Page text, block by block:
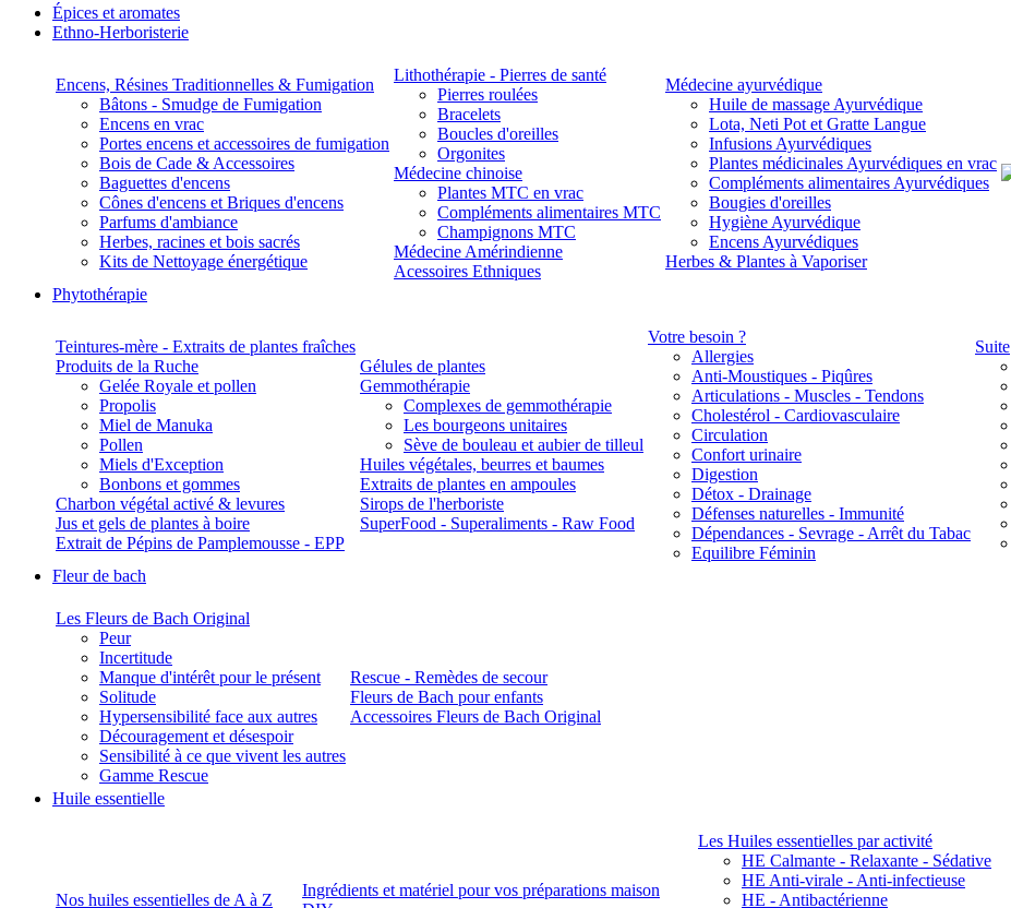
Épices et aromates
Ethno-Herboristerie
Encens, Résines Traditionnelles & Fumigation
Bâtons - Smudge de Fumigation
Encens en vrac
Portes encens et accessoires de fumigation
Bois de Cade & Accessoires
Baguettes d'encens
Cônes d'encens et Briques d'encens
Parfums d'ambiance
Herbes, racines et bois sacrés
Kits de Nettoyage énergétique
Lithothérapie - Pierres de santé
Pierres roulées
Bracelets
Boucles d'oreilles
Orgonites
Médecine chinoise
Plantes MTC en vrac
Compléments alimentaires MTC
Champignons MTC
Médecine Amérindienne
Acessoires Ethniques
Médecine ayurvédique
Huile de massage Ayurvédique
Lota, Neti Pot et Gratte Langue
Infusions Ayurvédiques
Plantes médicinales Ayurvédiques en vrac
Compléments alimentaires Ayurvédiques
Bougies d'oreilles
Hygiène Ayurvédique
Encens Ayurvédiques
Herbes & Plantes à Vaporiser
Phytothérapie
Teintures-mère - Extraits de plantes fraîches
Produits de la Ruche
Gelée Royale et pollen
Propolis
Miel de Manuka
Pollen
Miels d'Exception
Bonbons et gommes
Charbon végétal activé & levures
Jus et gels de plantes à boire
Extrait de Pépins de Pamplemousse - EPP
Gélules de plantes
Gemmothérapie
Complexes de gemmothérapie
Les bourgeons unitaires
Sève de bouleau et aubier de tilleul
Huiles végétales, beurres et baumes
Extraits de plantes en ampoules
Sirops de l'herboriste
SuperFood - Superaliments - Raw Food
Votre besoin ?
Allergies
Anti-Moustiques - Piqûres
Articulations - Muscles - Tendons
Cholestérol - Cardiovasculaire
Circulation
Confort urinaire
Digestion
Détox - Drainage
Défenses naturelles - Immunité
Dépendances - Sevrage - Arrêt du Tabac
Equilibre Féminin
Suite
Fleur de bach
Les Fleurs de Bach Original
Peur
Incertitude
Manque d'intérêt pour le présent
Solitude
Hypersensibilité face aux autres
Découragement et désespoir
Sensibilité à ce que vivent les autres
Gamme Rescue
Rescue - Remèdes de secour
Fleurs de Bach pour enfants
Accessoires Fleurs de Bach Original
Huile essentielle
Nos huiles essentielles de A à Z
Ingrédients et matériel pour vos préparations maison
Les Huiles essentielles par activité
HE Calmante - Relaxante - Sédative
HE Anti-virale - Anti-infectieuse
HE - Antibactérienne